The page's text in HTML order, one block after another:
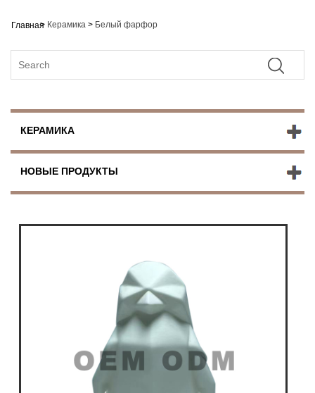
Главная
> Керамика > Белый фарфор
КЕРАМИКА
НОВЫЕ ПРОДУКТЫ